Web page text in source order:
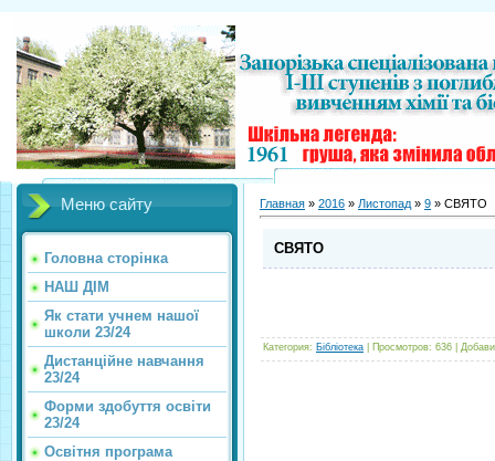
Меню сайту
Головна сторінка
НАШ ДІМ
Як стати учнем нашої
школи 23/24
Дистанційне навчання
23/24
Форми здобуття освіти
23/24
Освітня програма
Главная » 2016 » Листопад » 9 » СВЯТО
СВЯТО
Категория: Бібліотека Просмотров: 636